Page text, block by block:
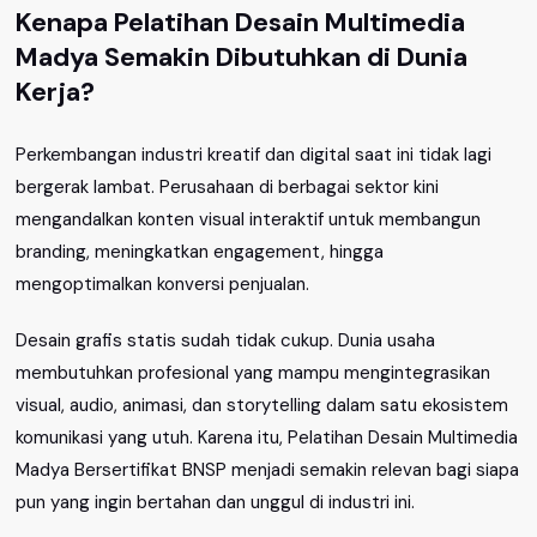
Kenapa Pelatihan Desain Multimedia
Madya Semakin Dibutuhkan di Dunia
Kerja?
Perkembangan industri kreatif dan digital saat ini tidak lagi
bergerak lambat. Perusahaan di berbagai sektor kini
mengandalkan konten visual interaktif untuk membangun
branding, meningkatkan engagement, hingga
mengoptimalkan konversi penjualan.
Desain grafis statis sudah tidak cukup. Dunia usaha
membutuhkan profesional yang mampu mengintegrasikan
visual, audio, animasi, dan storytelling dalam satu ekosistem
komunikasi yang utuh. Karena itu, Pelatihan Desain Multimedia
Madya Bersertifikat BNSP menjadi semakin relevan bagi siapa
pun yang ingin bertahan dan unggul di industri ini.